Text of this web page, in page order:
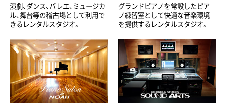
演劇、ダンス、バレエ、ミュージカ
ル、舞台等の稽古場として利用で
きるレンタルスタジオ。
グランドピアノを常設したピア
ノ練習室として快適な音楽環境
を提供するレンタルスタジオ。